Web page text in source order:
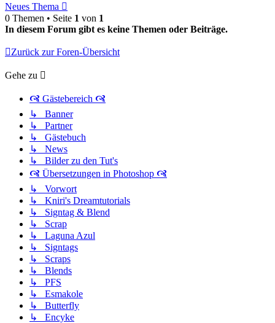
Neues Thema
0 Themen • Seite 1 von 1
In diesem Forum gibt es keine Themen oder Beiträge.
Zurück zur Foren-Übersicht
Gehe zu
🙧 Gästebereich 🙧
↳ Banner
↳ Partner
↳ Gästebuch
↳ News
↳ Bilder zu den Tut's
🙧 Übersetzungen in Photoshop 🙧
↳ Vorwort
↳ Kniri's Dreamtutorials
↳ Signtag & Blend
↳ Scrap
↳ Laguna Azul
↳ Signtags
↳ Scraps
↳ Blends
↳ PFS
↳ Esmakole
↳ Butterfly
↳ Encyke